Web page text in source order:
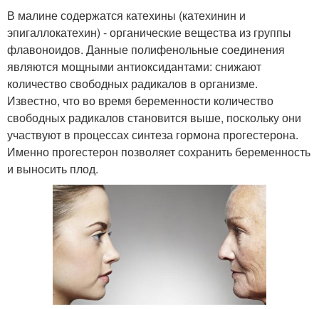
В малине содержатся катехины (катехинин и
эпигаллокатехин) - органические вещества из группы
флавоноидов. Данные полифенольные соединения
являются мощными антиоксидантами: снижают
количество свободных радикалов в организме.
Известно, что во время беременности количество
свободных радикалов становится выше, поскольку они
участвуют в процессах синтеза гормона прогестерона.
Именно прогестерон позволяет сохранить беременность
и выносить плод.